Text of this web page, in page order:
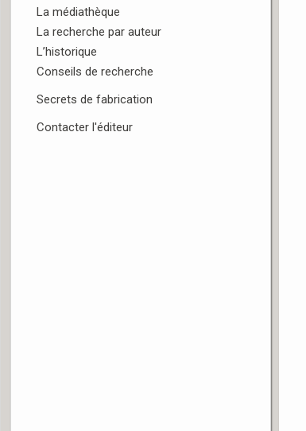
La médiathèque
La recherche par auteur
L’historique
Conseils de recherche
Secrets de fabrication
Contacter l'éditeur